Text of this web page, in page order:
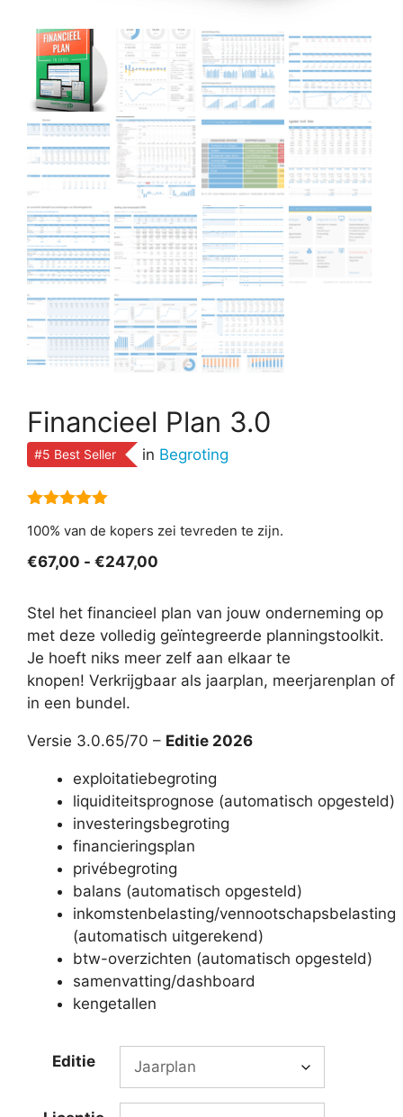
Financieel Plan 3.0
#5 Best Seller in Begroting
100% van de kopers zei tevreden te zijn.
€67,00 - €247,00
tot
€247,00
Stel het financieel plan van jouw onderneming op
met deze volledig geïntegreerde planningstoolkit.
Je hoeft niks meer zelf aan elkaar te
knopen! Verkrijgbaar als jaarplan, meerjarenplan of
in een bundel.
Versie 3.0.65/70 – Editie 2026
exploitatiebegroting
liquiditeitsprognose (automatisch opgesteld)
investeringsbegroting
financieringsplan
privébegroting
balans (automatisch opgesteld)
inkomstenbelasting/vennootschapsbelasting
(automatisch uitgerekend)
btw-overzichten (automatisch opgesteld)
samenvatting/dashboard
kengetallen
Editie